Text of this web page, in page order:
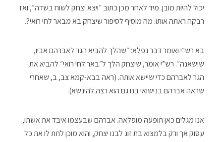
יכול להיות מובן. מיד לאחר מכן כתוב ״ויצא יצחק לשוח בשדה״, ואז
רבקה ראתה אותו. מה מוסיף לסיפור שיצחק בא מבאר לחי רואי?.
בא רש״י ואומר דבר נפלא: ״שהלך להביא הגר לאברהם אביו,
שישאנה״. רש”י אומר, שיצחק הלך ל״באר לחי רואי״ להביא את
הגר לאברהם כדי שיישא אותה. (ראה בבא-קמא צב, ב, שאחרי
שראה אברהם בנישואי בנו גם הוא רצה להינשא).
אנו מגלים כאן תופעה מופלאה. אברהם שבעצמו איבד את אשתו,
עסוק אך ורק בלמצוא בת זוג לבנו יצחק, והוא מוכן לתת לו את כל